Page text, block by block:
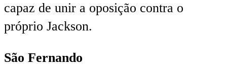
capaz de unir a oposição contra o
próprio Jackson.
São Fernando